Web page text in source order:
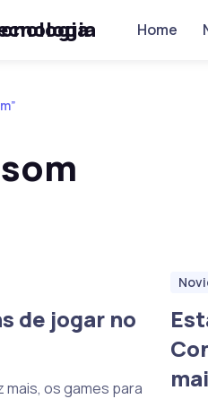
Home
de jogar no
os games para